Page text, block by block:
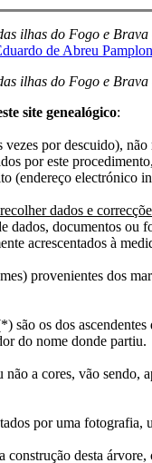
ilhas do Fogo e Brava
de Abreu
ilhas do Fogo e Brava
site genealógico:
por descuido),
por este
(endereço electrónico
dados e
dados, documentos ou
acrescentados à
provenientes dos
são os dos
do nome donde partiu.
a cores, vão
por uma fotografia,
construção desta